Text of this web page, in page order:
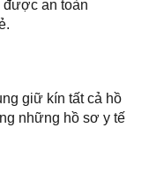
được an toàn
giữ kín tất cả hồ
những hồ sơ y tế